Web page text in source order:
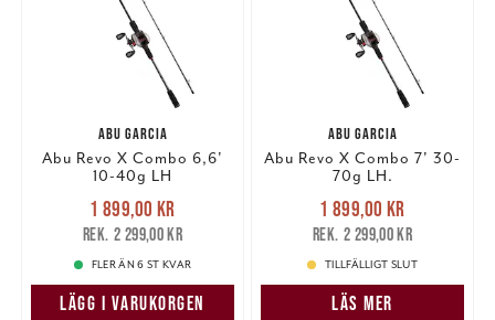
ABU GARCIA
Abu Revo X Combo 6,6'
10-40g LH
Nuvarande pris
1 899,00 krTidigare pris
2 299,00 kr
1 899,00 kr
2 299,00 kr
FLER ÄN 6 ST KVAR
LÄGG I VARUKORGEN
ABU GARCIA
Abu Revo X Combo 7' 30-
70g LH.
Nuvarande pris
1 899,00 krTidigare pris
2 299,00 kr
1 899,00 kr
2 299,00 kr
TILLFÄLLIGT SLUT
LÄS MER